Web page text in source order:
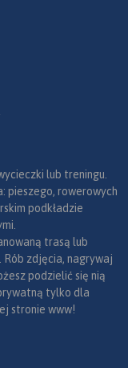
lub treningu.
pieszego, rowerowych
podkładzie
trasą lub
Rób zdjęcia, nagrywaj
podzielić się nią
tylko dla
stronie www!